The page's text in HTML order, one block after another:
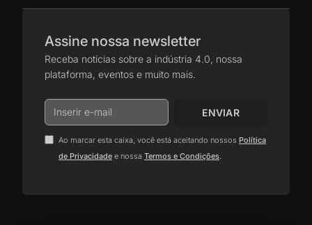
Assine nossa newsletter
Receba notícias sobre a indústria 4.0, nossa
plataforma, eventos e muito mais.
Ao marcar esta caixa, você está aceitando nossos Política
de Privacidade e nossa Termos e Condições.